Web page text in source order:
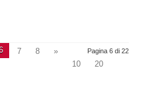
Pagina 6 di 22
7 8
»
10
20